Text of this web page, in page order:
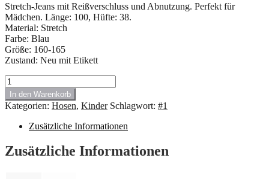
Stretch-Jeans mit Reißverschluss und Abnutzung. Perfekt für
Mädchen. Länge: 100, Hüfte: 38.
Material: Stretch
Farbe: Blau
Größe: 160-165
Zustand: Neu mit Etikett
#
1.683
NEU
Jeans
Stretch
Reißverschluss
und
In den Warenkorb
Kategorien: Hosen, Kinder Schlagwort: #1
Zusätzliche Informationen
Zusätzliche Informationen